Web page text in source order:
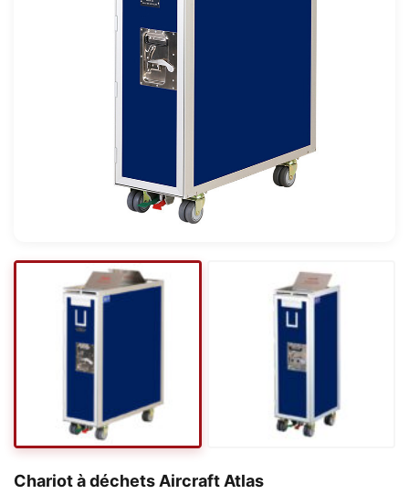
Chariot à déchets Aircraft Atlas